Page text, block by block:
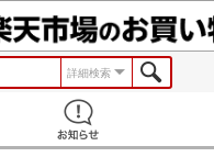
詳細検索